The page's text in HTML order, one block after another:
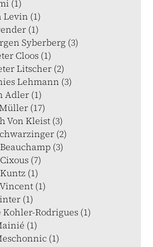
(1)
(1)
(1)
Syberberg (3)
Cloos (1)
Litscher (2)
Lehmann (3)
Adler (1)
(17)
Von Kleist (3)
(2)
(3)
(7)
(1)
(1)
(1)
Rodrigues (1)
(1)
(1)